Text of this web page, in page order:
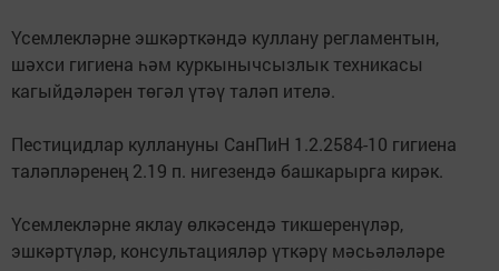
Үсемлекләрне эшкәрткәндә куллану регламентын,
шәхси гигиена һәм куркынычсызлык техникасы
кагыйдәләрен төгәл үтәү таләп ителә.
Пестицидлар куллануны СанПиН 1.2.2584-10 гигиена
таләпләренең 2.19 п. нигезендә башкарырга кирәк.
Үсемлекләрне яклау өлкәсендә тикшеренүләр,
эшкәртүләр, консультацияләр үткәрү мәсьәләләре